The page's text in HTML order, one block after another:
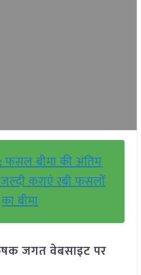
बीमा की अंतिम
कराएं रबी फसलों
का बीमा
जगत वेबसाइट पर